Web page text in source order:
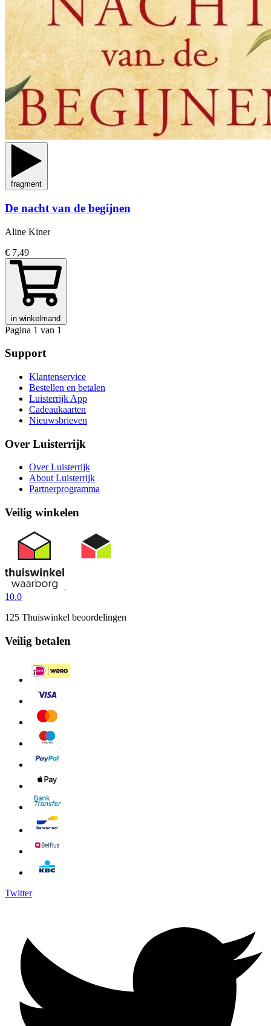
fragment
De nacht van de begijnen
Aline Kiner
€ 7,49
in winkelmand
Pagina 1 van 1
Support
Klantenservice
Bestellen en betalen
Luisterrijk App
Cadeaukaarten
Nieuwsbrieven
Over Luisterrijk
Over Luisterrijk
About Luisterrijk
Partnerprogramma
Veilig winkelen
10.0
125 Thuiswinkel beoordelingen
Veilig betalen
Twitter